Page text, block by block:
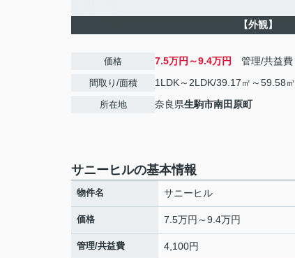
【外観】
価格 7.5万円～9.4万円 管理/共益費
間取り/面積 1LDK～2LDK/39.17㎡～59.58㎡
所在地 奈良県生駒市南田原町
サニーヒルの基本情報
物件名 サニーヒル
価格 7.5万円～9.4万円
管理/共益費 4,100円